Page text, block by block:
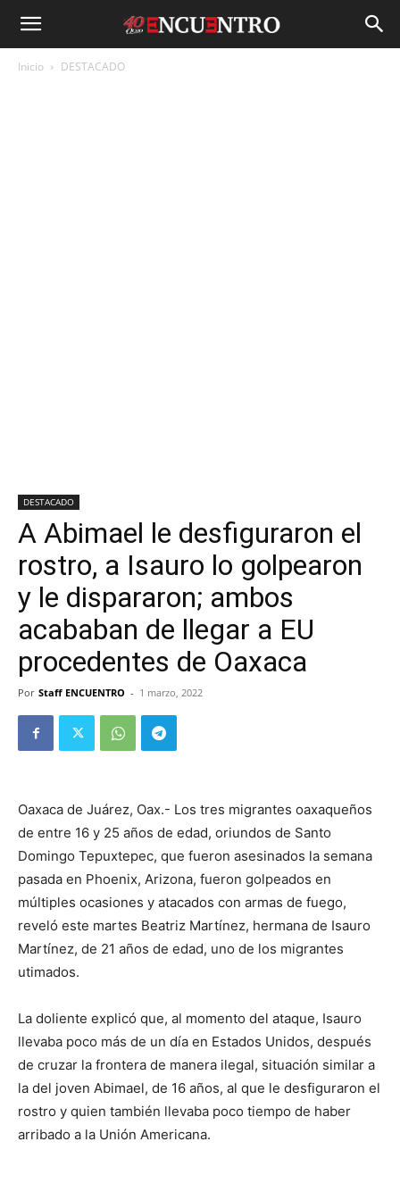
Inicio DESTACADO
DESTACADO
A Abimael le desfiguraron el
rostro, a Isauro lo golpearon
y le dispararon; ambos
acababan de llegar a EU
procedentes de Oaxaca
Por Staff ENCUENTRO - 1 marzo, 2022
Oaxaca de Juárez, Oax.- Los tres migrantes oaxaqueños
de entre 16 y 25 años de edad, oriundos de Santo
Domingo Tepuxtepec, que fueron asesinados la semana
pasada en Phoenix, Arizona, fueron golpeados en
múltiples ocasiones y atacados con armas de fuego,
reveló este martes Beatriz Martínez, hermana de Isauro
Martínez, de 21 años de edad, uno de los migrantes
utimados.
La doliente explicó que, al momento del ataque, Isauro
llevaba poco más de un día en Estados Unidos, después
de cruzar la frontera de manera ilegal, situación similar a
la del joven Abimael, de 16 años, al que le desfiguraron el
rostro y quien también llevaba poco tiempo de haber
arribado a la Unión Americana.